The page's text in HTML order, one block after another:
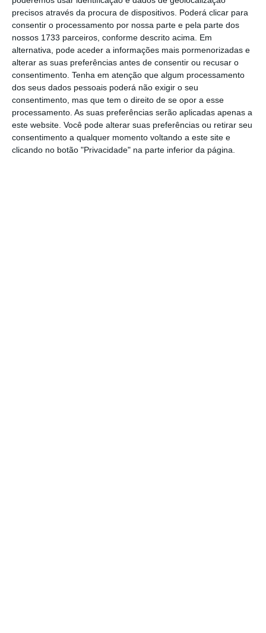
precisos através da procura de dispositivos. Poderá clicar para
consentir o processamento por nossa parte e pela parte dos
nossos 1733 parceiros, conforme descrito acima. Em
alternativa, pode aceder a informações mais pormenorizadas e
alterar as suas preferências antes de consentir ou recusar o
consentimento. Tenha em atenção que algum processamento
dos seus dados pessoais poderá não exigir o seu
consentimento, mas que tem o direito de se opor a esse
processamento. As suas preferências serão aplicadas apenas a
este website. Você pode alterar suas preferências ou retirar seu
consentimento a qualquer momento voltando a este site e
clicando no botão "Privacidade" na parte inferior da página.
e à sua carteira?
Paulo Freire de Oliveira (Banco BPI), Rui
Broega (BiG) e Paulo Cruz (BCP) são os
especialistas que vão dar pistas sobre quais
as novas tendências que se avizinham em
termos de oferta de aplicações financeiras e
quais os produtos preferidos pelos
portugueses. Mas o painel, que começa às
15h00, não esgota o debate naquilo que a